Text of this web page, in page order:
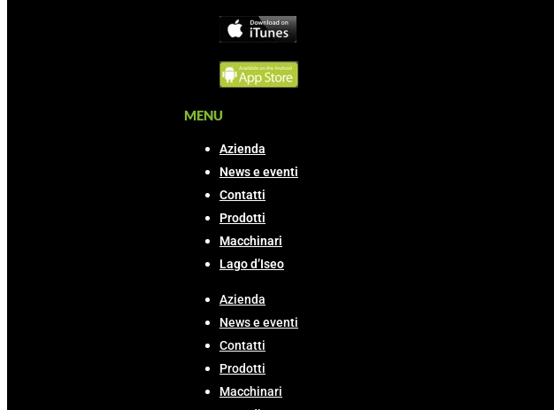
MENU
Azienda
News e eventi
Contatti
Prodotti
Macchinari
Lago d’Iseo
Azienda
News e eventi
Contatti
Prodotti
Macchinari